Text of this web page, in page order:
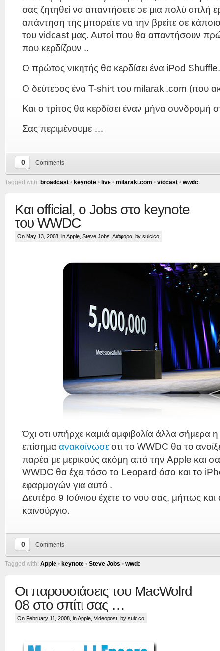
σας ζητηθεί να απαντήσετε σε μια πολύ απλή
απάντηση της μπορείτε να την βρείτε σε
του vidcast μας. Αυτοί που θα απαντήσουν
που κερδίζουν ..
Ο πρώτος νικητής θα κερδίσει ένα iPod Shuffle.
O δεύτερος ένα T-shirt του milaraki.com (που
Και ο τρίτος θα κερδίσει έναν μήνα συνδρομή
Σας περιμένουμε …
0 Comments
Tagged with: broadcast • keynote • live • milaraki.com • vidcast • wwdc
Και official, o Jobs στο keynote
του WWDC
On May 13, 2008, inApple Steve Jobs Διάφορα , by suicico
Όχι οτι υπήρχε καμιά αμφιβολία άλλα σήμερα
επίσημα ανακοίνωσε οτι το WWDC θα το
παρέα με μερικούς ακόμη από την Apple και
WWDC θα έχει τόσο το Leopard όσο και το
εφαρμογών για αυτό .
Δευτέρα 9 Ιούνιου έχετε το νου σας, μήπως και
καινούργιο.
0 Comments
Tagged with: Apple • keynote • Steve Jobs • wwdc
Οι παρουσιάσεις του MacWolrd
08 στο σπίτι σας …
On February 11, 2008, inApple Videopost , by suicico